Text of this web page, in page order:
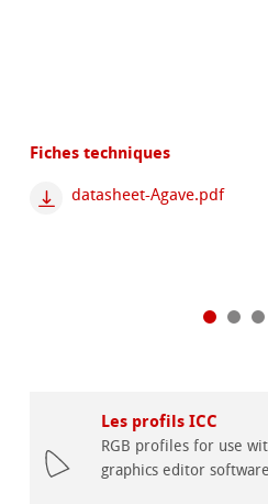
Fiches techniques
datasheet-Agave.pdf
Les profils ICC
RGB profiles for use
graphics editor